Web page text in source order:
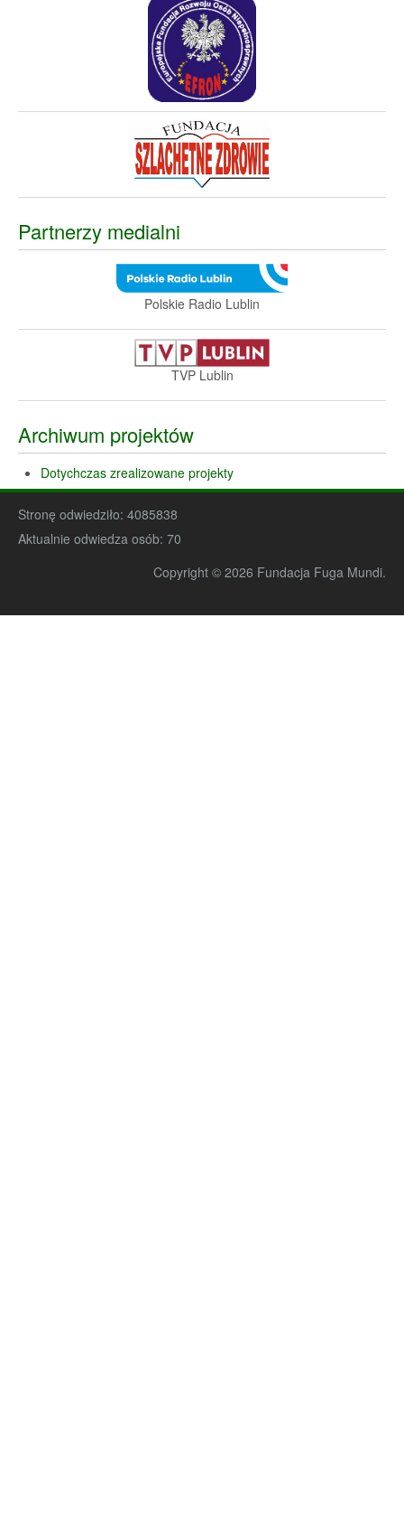
Partnerzy medialni
Polskie Radio Lublin
TVP Lublin
Archiwum projektów
Dotychczas zrealizowane projekty
Stronę odwiedziło: 4085838
Aktualnie odwiedza osób: 70
Copyright © 2026 Fundacja Fuga Mundi.